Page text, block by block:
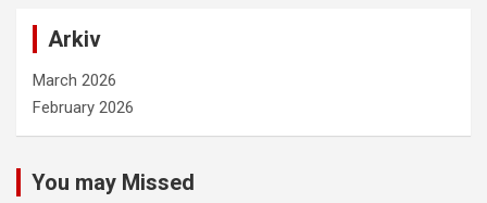
Arkiv
March 2026
February 2026
You may Missed